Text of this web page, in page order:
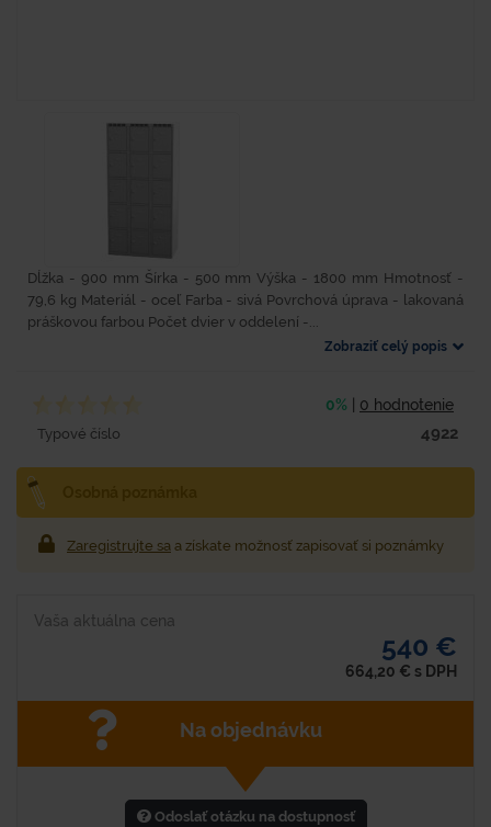
Dĺžka - 900 mm Šírka - 500 mm Výška - 1800 mm Hmotnosť -
79,6 kg Materiál - oceľ Farba - sivá Povrchová úprava - lakovaná
práškovou farbou Počet dvier v oddelení -...
Zobraziť celý popis
0% 0 hodnotenie
Typové číslo 4922
Zaregistrujte sa a získate možnosť zapisovať si poznámky
Vaša aktuálna cena
540 €
664,20 € s DPH
Na objednávku
Odoslať otázku na dostupnosť